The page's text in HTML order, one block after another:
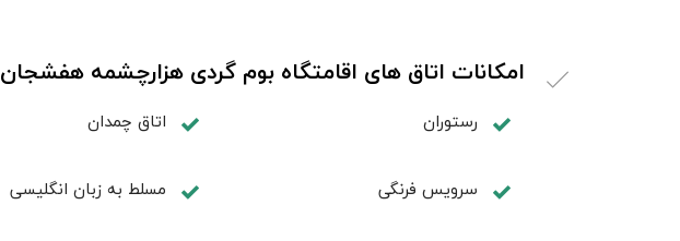
امکانات اتاق های اقامتگاه بوم گردی هزارچشمه هفشجان
رستوران اتاق چمدان
سرویس فرنگی مسلط به زبان انگليسی